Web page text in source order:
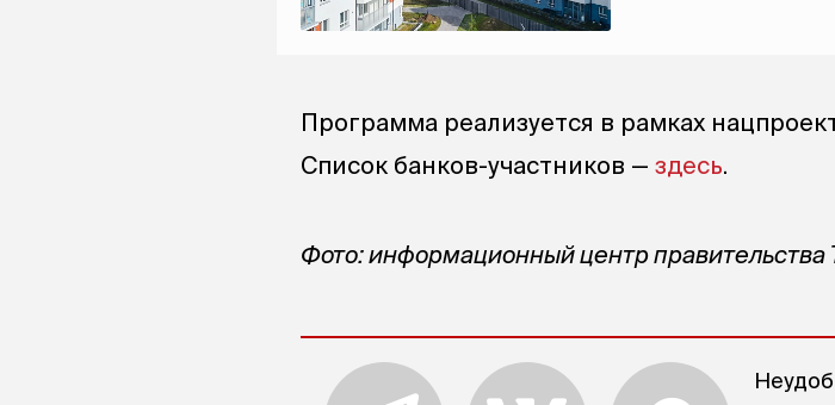
Программа реализуется в рамках
Список банков-участников — здесь.
Фото: информационный центр правительства